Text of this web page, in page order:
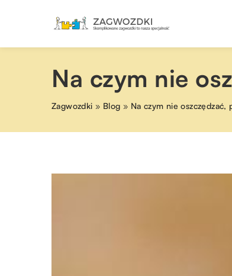
Na czym nie
Zagwozdki » Blog » Na czym nie oszczędzać,